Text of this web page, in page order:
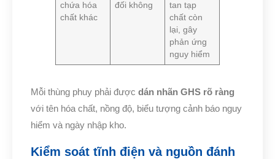
chứa hóa
chất khác
đối không
tan tạp
chất còn
lại, gây
phản ứng
nguy hiểm
Mỗi thùng phuy phải được dán nhãn GHS rõ ràng
với tên hóa chất, nồng độ, biểu tượng cảnh báo nguy
hiểm và ngày nhập kho.
Kiểm soát tĩnh điện và nguồn đánh